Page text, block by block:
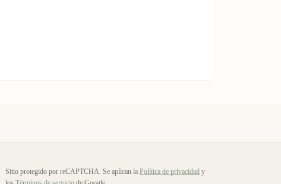
Sitio protegido por reCAPTCHA. Se aplican la Política de privacidad y